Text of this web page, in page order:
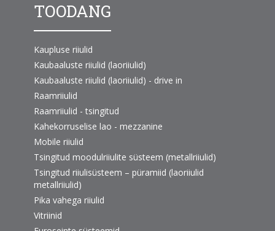
TOODANG
Kaupluse riiulid
Kaubaaluste riiulid (laoriiulid)
Kaubaaluste riiulid (laoriiulid) - drive in
Raamriiulid
Raamriiulid - tsingitud
Kahekorruselise lao - mezzanine
Mobile riiulid
Tsingitud moodulriiulite süsteem (metallriiulid)
Tsingitud riiulisüsteem – püramiid (laoriiulid
metallriiulid)
Pika vahega riiulid
Vitriinid